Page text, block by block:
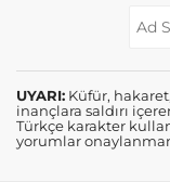
UYARI: Küfür,
inançlara saldırı
Türkçe karakter
yorumlar